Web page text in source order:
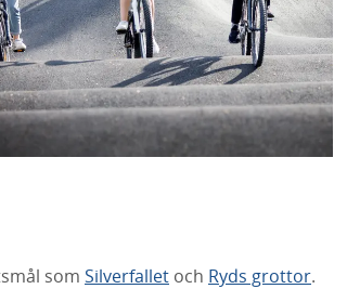
som Silverfallet och Ryds grottor.